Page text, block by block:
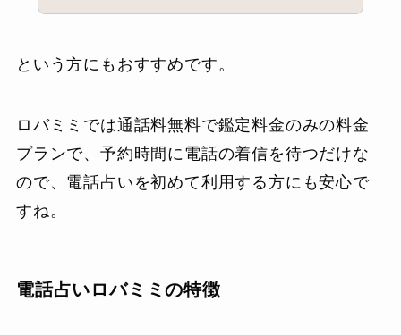
という方にもおすすめです。
ロバミミでは通話料無料で鑑定料金のみの料金
プランで、予約時間に電話の着信を待つだけな
ので、電話占いを初めて利用する方にも安心で
すね。
電話占いロバミミの特徴